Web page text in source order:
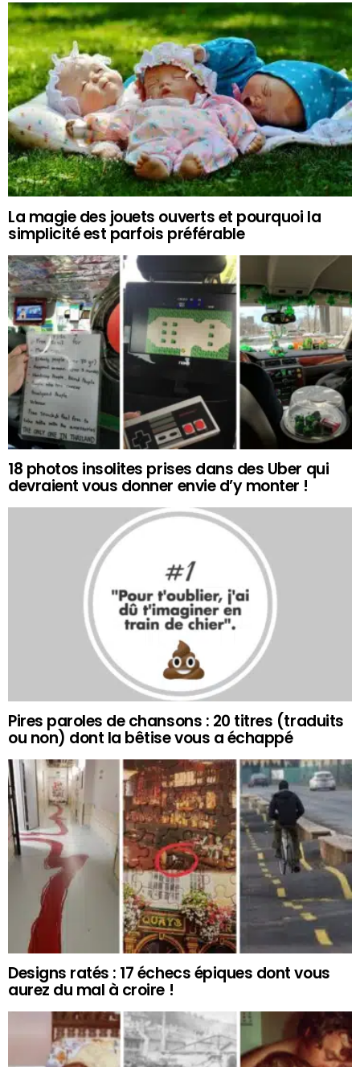
La magie des jouets ouverts et pourquoi la
simplicité est parfois préférable
18 photos insolites prises dans des Uber qui
devraient vous donner envie d’y monter !
Pires paroles de chansons : 20 titres (traduits
ou non) dont la bêtise vous a échappé
Designs ratés : 17 échecs épiques dont vous
aurez du mal à croire !